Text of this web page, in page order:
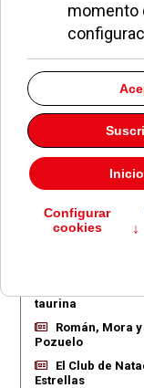
28223
Teléfono: 91 351
Descargar la
EN
Pozuelo
taurina
Román, Mora
Pozuelo
El Club de
Estrellas